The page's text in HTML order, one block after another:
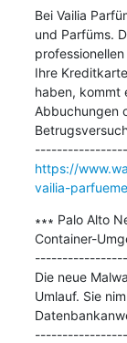
Bei Vailia
und Parfüms.
Ihre
haben, kommt
Abbuchungen
https://
vailia-
∗∗∗ Palo Alto
Container-
Die neue
Umlauf. Sie